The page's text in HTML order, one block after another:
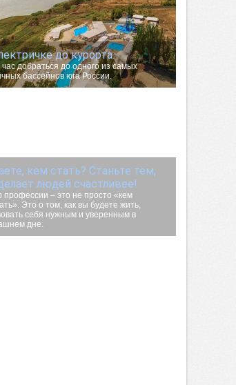
до курорта.
час добраться до одного из самых
бассейнов юга России.
кем стать? Станьте тем,
людей счастливее!
профессии – это не просто «кем
Это о том, как вы будете жить,
себя нужным и уверенным в
дне.